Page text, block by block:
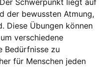
Schwerpunkt liegt auf
der bewussten Atmung,
Diese Übungen können
verschiedene
Bedürfnisse zu
für Menschen jeden